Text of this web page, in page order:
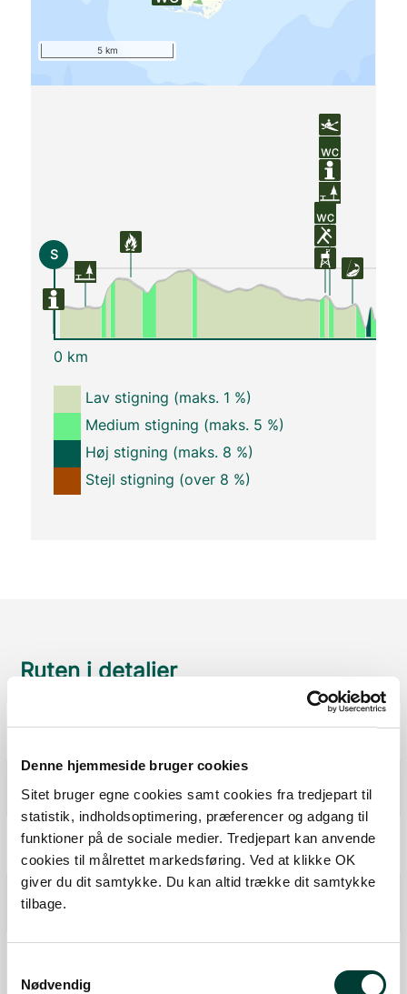
Denne hjemmeside bruger cookies
Sitet bruger egne cookies samt cookies fra tredjepart til
statistik, indholdsoptimering, præferencer og adgang til
funktioner på de sociale medier. Tredjepart kan anvende
cookies til målrettet markedsføring. Ved at klikke OK
giver du dit samtykke. Du kan altid trække dit samtykke
tilbage.
Nødvendig
5 km
S
0 km
Lav stigning (maks. 1 %)
Medium stigning (maks. 5 %)
Høj stigning (maks. 8 %)
Stejl stigning (over 8 %)
Ruten i detaljer
Information
Fra forrige: 0 km Samlet:0,0 km
Borde-Bænke
Fra forrige:0,4 km Samlet:0,4 km
Bålplads
Fra forrige:
Udsigtstårn
Udendørs træning